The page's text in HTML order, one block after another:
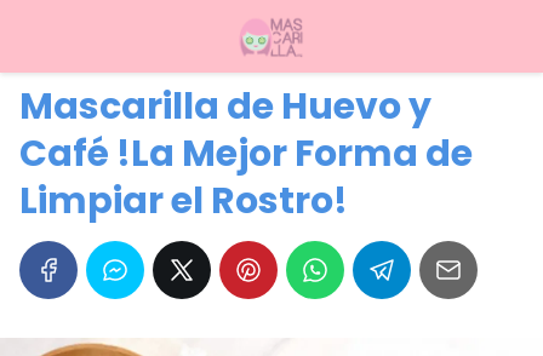
Mascarilla de Huevo y
Café !La Mejor Forma de
Limpiar el Rostro!